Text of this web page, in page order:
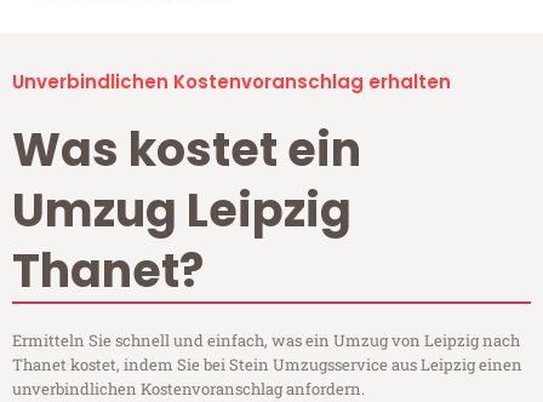
Unverbindlichen Kostenvoranschlag erhalten
Was kostet ein
Umzug Leipzig
Thanet?
Ermitteln Sie schnell und einfach, was ein Umzug von Leipzig nach
Thanet kostet, indem Sie bei Stein Umzugsservice aus Leipzig einen
unverbindlichen Kostenvoranschlag anfordern.